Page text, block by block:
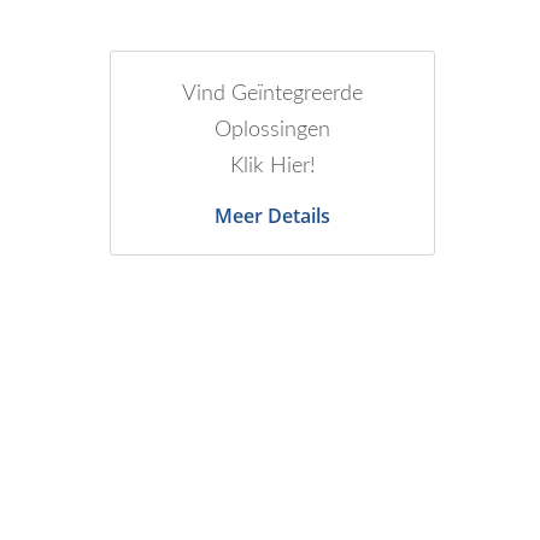
Vind Geïntegreerde
Oplossingen
Klik Hier!
Meer Details